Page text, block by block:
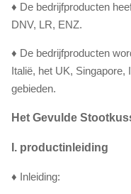
♦ De bedrijfproducten
DNV, LR, ENZ.
♦ De bedrijfproducten
Italië, het UK, Singapore,
gebieden.
Het Gevulde
I. productinleiding
♦ Inleiding: